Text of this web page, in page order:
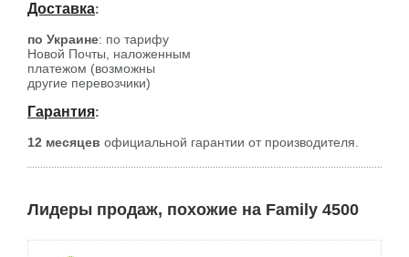
Доставка:
по Украине: по тарифу
Новой Почты, наложенным
платежом (возможны
другие перевозчики)
Гарантия:
12 месяцев официальной гарантии от производителя.
Лидеры продаж, похожие на Family 4500